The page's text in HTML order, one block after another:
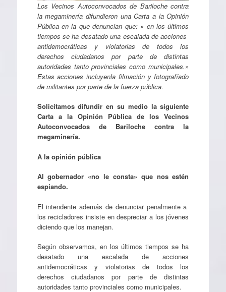
Los Vecinos Autoconvocados de Bariloche contra
la megaminería difundieron una Carta a la Opinión
Pública en la que denuncian que: » en los últimos
tiempos se ha desatado una escalada de acciones
antidemocráticas y violatorias de todos los
derechos ciudadanos por parte de distintas
autoridades tanto provinciales como municipales.»
Estas acciones incluyenla filmación y fotografíado
de militantes por parte de la fuerza pública.
Solicitamos difundir en su medio la siguiente
Carta a la Opinión Pública de los Vecinos
Autoconvocados de Bariloche contra la
megaminería.
A la opinión pública
Al gobernador «no le consta» que nos estén
espiando.
El intendente además de denunciar penalmente a
los recicladores insiste en despreciar a los jóvenes
diciendo que los manejan.
Según observamos, en los últimos tiempos se ha
desatado una escalada de acciones
antidemocráticas y violatorias de todos los
derechos ciudadanos por parte de distintas
autoridades tanto provinciales como municipales.